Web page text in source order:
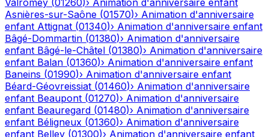
Valromey (01260)› Animation d'anniversaire enfant
Asnières-sur-Saône (01570)› Animation d'anniversaire
enfant Attignat (01340)› Animation d'anniversaire enfant
Bâgé-Dommartin (01380)› Animation d'anniversaire
enfant Bâgé-le-Châtel (01380)› Animation d'anniversaire
enfant Balan (01360)› Animation d'anniversaire enfant
Baneins (01990)› Animation d'anniversaire enfant
Béard-Géovreissiat (01460)› Animation d'anniversaire
enfant Beaupont (01270)› Animation d'anniversaire
enfant Beauregard (01480)› Animation d'anniversaire
enfant Béligneux (01360)› Animation d'anniversaire
enfant Belley (01300)› Animation d'anniversaire enfant